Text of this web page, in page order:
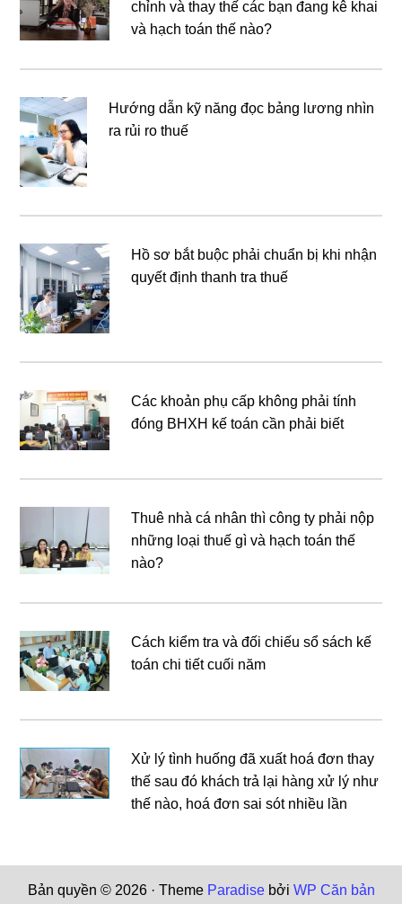
chỉnh và thay thế các bạn đang kê khai
và hạch toán thế nào?
Hướng dẫn kỹ năng đọc bảng lương nhìn
ra rủi ro thuế
Hồ sơ bắt buộc phải chuẩn bị khi nhận
quyết định thanh tra thuế
Các khoản phụ cấp không phải tính
đóng BHXH kế toán cần phải biết
Thuê nhà cá nhân thì công ty phải nộp
những loại thuế gì và hạch toán thế
nào?
Cách kiểm tra và đối chiếu sổ sách kế
toán chi tiết cuối năm
Xử lý tình huống đã xuất hoá đơn thay
thế sau đó khách trả lại hàng xử lý như
thế nào, hoá đơn sai sót nhiều lần
Bản quyền © 2026 · Theme Paradisebởi WP Căn bản